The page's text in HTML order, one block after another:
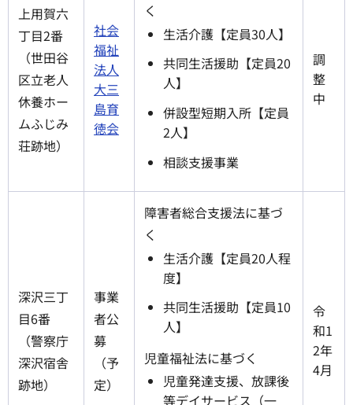
上用賀六
丁目2番
（世田谷
区立老人
休養ホー
ムふじみ
荘跡地）
社会
福祉
法人
大三
島育
徳会
く
生活介護【定員30人】
共同生活援助【定員20
人】
併設型短期入所【定員
2人】
相談支援事業
調
整
中
深沢三丁
目6番
（警察庁
深沢宿舎
跡地）
事業
者公
募
（予
定）
障害者総合支援法に基づ
く
生活介護【定員20人程
度】
共同生活援助【定員10
人】
児童福祉法に基づく
児童発達支援、放課後
等デイサービス（一
令
和1
2年
4月